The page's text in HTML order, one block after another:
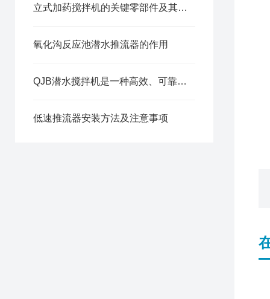
立式加药搅拌机的关键零部件及其选材
氧化沟反应池潜水推流器的作用
QJB潜水搅拌机是一种高效、可靠的污水处理设备
低速推流器安装方法及注意事项